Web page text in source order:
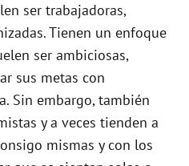
ser trabajadoras,
Tienen un enfoque
ser ambiciosas,
sus metas con
Sin embargo, también
y a veces tienden a
mismas y con los